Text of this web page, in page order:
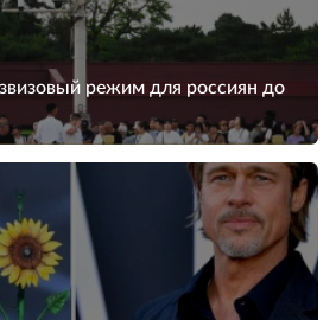
режим для россиян до